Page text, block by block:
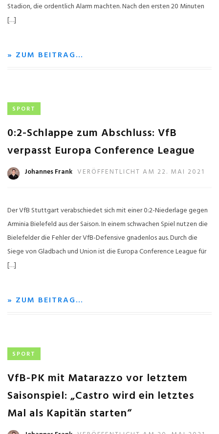
Stadion, die ordentlich Alarm machten. Nach den ersten 20 Minuten
[…]
» ZUM BEITRAG…
SPORT
0:2-Schlappe zum Abschluss: VfB
verpasst Europa Conference League
Johannes Frank VERÖFFENTLICHT AM 22. MAI 2021
Der VfB Stuttgart verabschiedet sich mit einer 0:2-Niederlage gegen
Arminia Bielefeld aus der Saison. In einem schwachen Spiel nutzen die
Bielefelder die Fehler der VfB-Defensive gnadenlos aus. Durch die
Siege von Gladbach und Union ist die Europa Conference League für
[…]
» ZUM BEITRAG…
SPORT
VfB-PK mit Matarazzo vor letztem
Saisonspiel: „Castro wird ein letztes
Mal als Kapitän starten“